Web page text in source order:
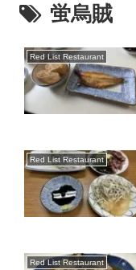
蛍烏賊
Red List Restaurant
Red List Restaurant
Red List Restaurant